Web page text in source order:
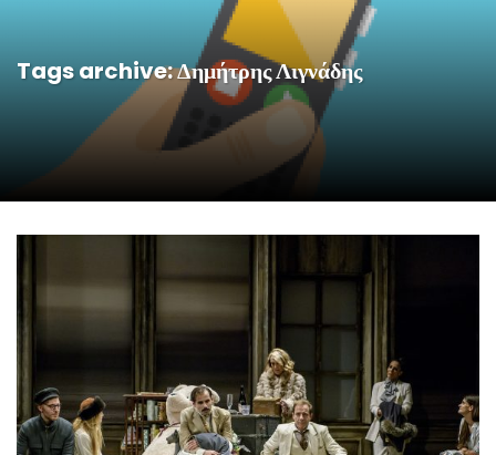
Tags archive: Δημήτρης Λιγνάδης